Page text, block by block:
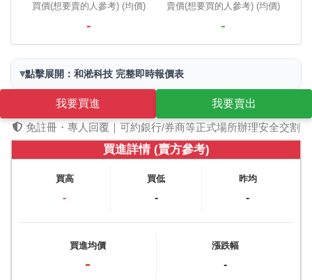
買價(想要賣的人參考) (均價)
-
賣價(想要買的人參考) (均價)
-
▾點擊展開：和淞科技 完整即時報價表
我要買進
我要賣出
免註冊・專人回覆｜可約銀行/券商等正式場所辦理安全交割
買進詳情 (賣方參考)
買高
-
買低
-
昨均
-
買進均價
-
漲跌幅
-